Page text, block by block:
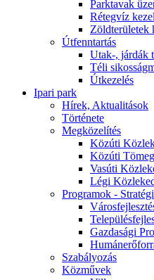
Parktavak
Rétegvíz
Zöldterületek
Útfenntartás
Utak-, járdák
Téli
Útkezelés
Ipari park
Hírek, Aktualitások
Története
Megközelítés
Közúti
Közúti
Vasúti
Légi
Programok -
Gazdasági
Szabályozás
Közművek